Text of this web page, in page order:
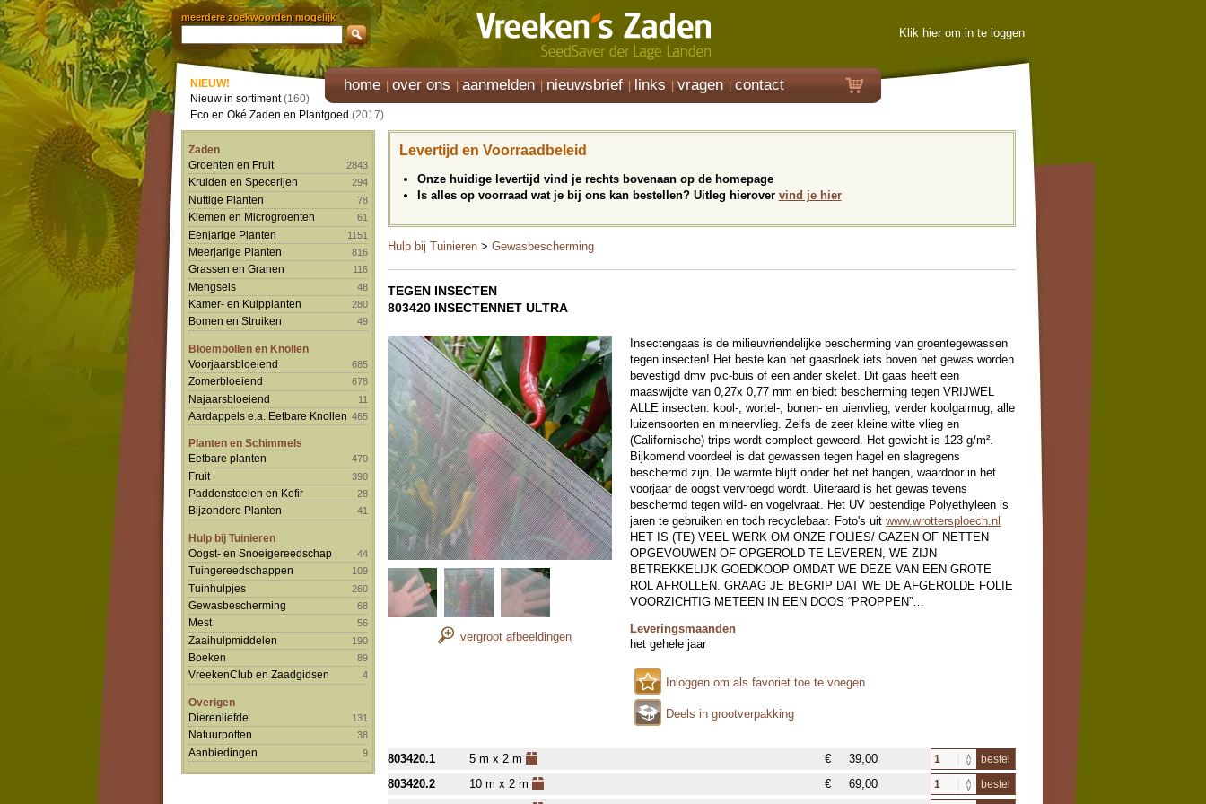
meerdere zoekwoorden mogelijk
Klik hier om in te loggen
home over ons aanmelden nieuwsbrief links vragen contact
NIEUW!
Nieuw in sortiment(160)
Eco en Oké Zaden en Plantgoed (2017)
Zaden
Groenten en Fruit
2843
Kruiden en Specerijen 294
Nuttige Planten 78
Kiemen en Microgroenten 61
Eenjarige Planten 1151
Meerjarige Planten 816
Grassen en Granen 116
Mengsels 48
Kamer- en Kuipplanten 280
Bomen en Struiken 49
Bloembollen en Knollen
Voorjaarsbloeiend
685
Zomerbloeiend 678
Najaarsbloeiend 11
Aardappels e.a. Eetbare Knollen 465
Planten en Schimmels
Eetbare planten
470
Fruit 390
Paddenstoelen en Kefir 28
Bijzondere Planten 41
Hulp bij Tuinieren
Oogst- en Snoeigereedschap
44
Tuingereedschappen 109
Tuinhulpjes 260
Gewasbescherming 68
Mest 56
Zaaihulpmiddelen 190
Boeken 89
VreekenClub en Zaadgidsen 4
Overigen
Dierenliefde
131
Natuurpotten 38
Aanbiedingen 9
Levertijd en Voorraadbeleid
Onze huidige levertijd vind je rechts bovenaan op de homepage
Is alles op voorraad wat je bij ons kan bestellen? Uitleg hierover vind je hier
Hulp bij Tuinieren > Gewasbescherming
TEGEN INSECTEN
803420 INSECTENNET ULTRA
vergroot afbeeldingen
Insectengaas is de milieuvriendelijke bescherming van groentegewassen
tegen insecten! Het beste kan het gaasdoek iets boven het gewas worden
bevestigd dmv pvc-buis of een ander skelet. Dit gaas heeft een
maaswijdte van 0,27x 0,77 mm en biedt bescherming tegen VRIJWEL
ALLE insecten: kool-, wortel-, bonen- en uienvlieg, verder koolgalmug, alle
luizensoorten en mineervlieg. Zelfs de zeer kleine witte vlieg en
(Californische) trips wordt compleet geweerd. Het gewicht is 123 g/m².
Bijkomend voordeel is dat gewassen tegen hagel en slagregens
beschermd zijn. De warmte blijft onder het net hangen, waardoor in het
voorjaar de oogst vervroegd wordt. Uiteraard is het gewas tevens
beschermd tegen wild- en vogelvraat. Het UV bestendige Polyethyleen is
jaren te gebruiken en toch recyclebaar. Foto's uit www.wrottersploech.nl
HET IS (TE) VEEL WERK OM ONZE FOLIES/ GAZEN OF NETTEN
OPGEVOUWEN OF OPGEROLD TE LEVEREN, WE ZIJN
BETREKKELIJK GOEDKOOP OMDAT WE DEZE VAN EEN GROTE
ROL AFROLLEN. GRAAG JE BEGRIP DAT WE DE AFGEROLDE FOLIE
VOORZICHTIG METEEN IN EEN DOOS “PROPPEN”…
Leveringsmaanden
het gehele jaar
Inloggen om als favoriet toe te voegen
Deels in grootverpakking
803420.1 5 m x 2 m € 39,00 bestel
803420.2 10 m x 2 m € 69,00 bestel